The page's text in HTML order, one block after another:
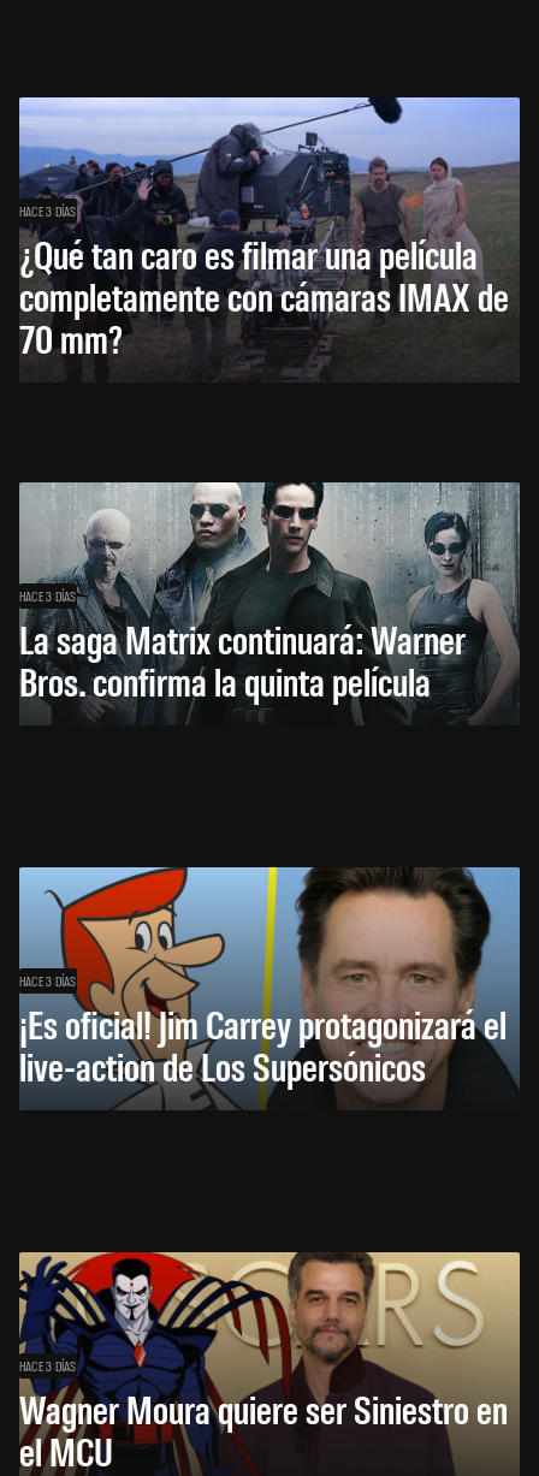
HACE 3 DÍAS
¿Qué tan caro es filmar una película
completamente con cámaras IMAX de
70 mm?
HACE 3 DÍAS
La saga Matrix continuará: Warner
Bros. confirma la quinta película
HACE 3 DÍAS
¡Es oficial! Jim Carrey protagonizará el
live-action de Los Supersónicos
HACE 3 DÍAS
Wagner Moura quiere ser Siniestro en
el MCU